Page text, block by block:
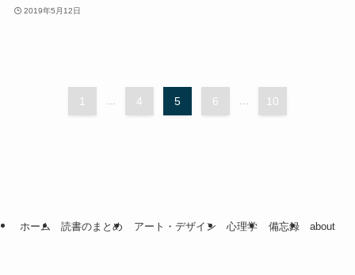
2019年5月12日
1 4 5 6 10
ホーム 読書のまとめ アート・デザイン 心理学 備忘録 about